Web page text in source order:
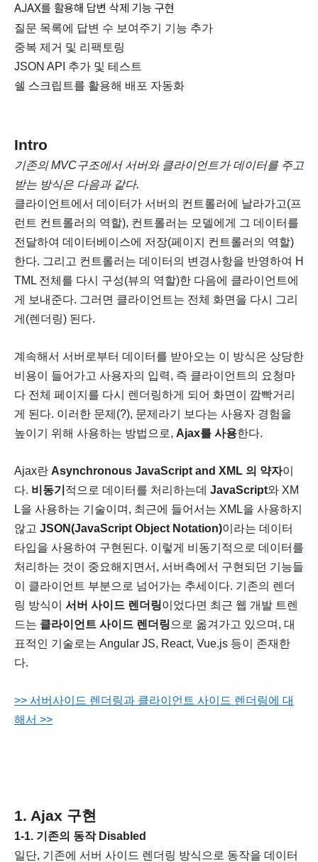
AJAX를 활용해 답변 삭제 기능 구현
질문 목록에 답변 수 보여주기 기능 추가
중복 제거 및 리팩토링
JSON API 추가 및 테스트
쉘 스크립트를 활용해 배포 자동화
Intro
기존의 MVC구조에서 서버와 클라이언트가 데이터를 주고
받는 방식은 다음과 같다.
클라이언트에서 데이터가 서버의 컨트롤러에 날라가고(프
런트 컨트롤러의 역할), 컨트롤러는 모델에게 그 데이터를
전달하여 데이터베이스에 저장(페이지 컨트롤러의 역할)
한다. 그리고 컨트롤러는 데이터의 변경사항을 반영하여 H
TML 전체를 다시 구성(뷰의 역할)한 다음에 클라이언트에
게 보내준다. 그러면 클라이언트는 전체 화면을 다시 그리
게(렌더링) 된다.
계속해서 서버로부터 데이터를 받아오는 이 방식은 상당한
비용이 들어가고 사용자의 입력, 즉 클라이언트의 요청마
다 전체 페이지를 다시 렌더링하게 되어 화면이 깜빡거리
게 된다. 이러한 문제(?), 문제라기 보다는 사용자 경험을
높이기 위해 사용하는 방법으로, Ajax를 사용한다.
Ajax란 Asynchronous JavaScript and XML 의 약자이
다. 비동기 적으로 데이터를 처리하는데 JavaScript와 XM
L을 사용하는 기술이며, 최근에 들어서는 XML을 사용하지
않고 JSON(JavaScript Object Notation)이라는 데이터
타입을 사용하여 구현된다. 이렇게 비동기적으로 데이터를
처리하는 것이 중요해지면서, 서버측에서 구현되던 기능들
이 클라이언트 부분으로 넘어가는 추세이다. 기존의 렌더
링 방식이 서버 사이드 렌더링이었다면 최근 웹 개발 트렌
드는 클라이언트 사이드 렌더링으로 옮겨가고 있으며, 대
표적인 기술로는 Angular JS, React, Vue.js 등이 존재한
다.
>> 서버사이드 렌더링과 클라이언트 사이드 렌더링에 대
해서 >>
1. Ajax 구현
1-1. 기존의 동작 Disabled
일단, 기존에 서버 사이드 렌더링 방식으로 동작을 데이터